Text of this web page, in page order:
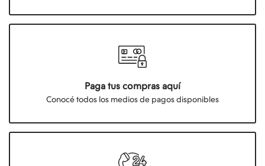
Paga tus compras aquí
Conocé todos los medios de pagos disponibles